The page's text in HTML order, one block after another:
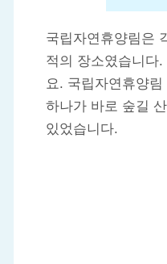
국립자연휴양림은
적의 장소였습니다
요. 국립자연휴양
하나가 바로 숲길
있었습니다.